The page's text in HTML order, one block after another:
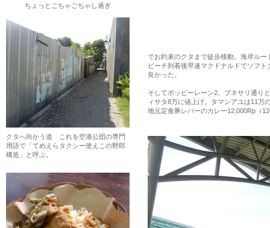
でお約束のクタまで徒歩移動。海岸ル
ビーチ到着後早速マクドナルドでソフ
良かった。
そしてポッピーレーン2、ブネサリ通り
ィサタ8万に値上げ。タマンアユは11万
地元定食豚レバーのカレー12,000Rp（
ちょっとごちゃごちゃし過ぎ
クタへ向かう道 これを空港公団の専門
用語で「てめえらタクシー使えこの野郎
構造」と呼ぶ。